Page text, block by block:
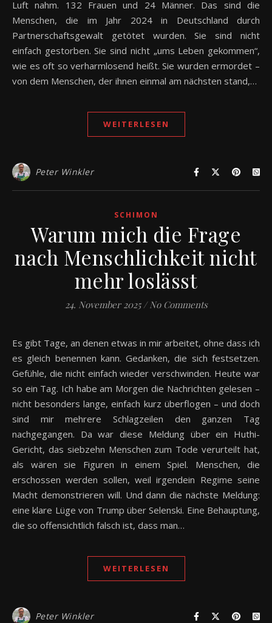
Luft nahm. 132 Frauen und 24 Männer. Das sind die
Menschen, die im Jahr 2024 in Deutschland durch
Partnerschaftsgewalt getötet wurden. Sie sind nicht
einfach gestorben. Sie sind nicht „ums Leben gekommen“,
wie es oft so verharmlosend heißt. Sie wurden ermordet –
von dem Menschen, der ihnen einmal am nächsten stand,…
WEITERLESEN
Peter Winkler
SCHIMON
Warum mich die Frage
nach Menschlichkeit nicht
mehr loslässt
24. November 2025 / No Comments
Es gibt Tage, an denen etwas in mir arbeitet, ohne dass ich
es gleich benennen kann. Gedanken, die sich festsetzen.
Gefühle, die nicht einfach wieder verschwinden. Heute war
so ein Tag. Ich habe am Morgen die Nachrichten gelesen –
nicht besonders lange, einfach kurz überflogen – und doch
sind mir mehrere Schlagzeilen den ganzen Tag
nachgegangen. Da war diese Meldung über ein Huthi-
Gericht, das siebzehn Menschen zum Tode verurteilt hat,
als wären sie Figuren in einem Spiel. Menschen, die
erschossen werden sollen, weil irgendein Regime seine
Macht demonstrieren will. Und dann die nächste Meldung:
eine klare Lüge von Trump über Selenski. Eine Behauptung,
die so offensichtlich falsch ist, dass man…
WEITERLESEN
Peter Winkler